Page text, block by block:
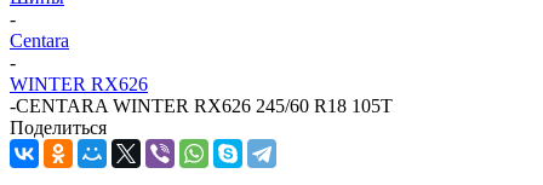
-
Centara
-
WINTER RX626
-CENTARA WINTER RX626 245/60 R18 105T
Поделиться